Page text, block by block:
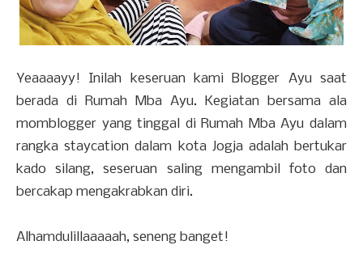
Yeaaaayy! Inilah keseruan kami Blogger Ayu saat
berada di Rumah Mba Ayu. Kegiatan bersama ala
momblogger yang tinggal di Rumah Mba Ayu dalam
rangka staycation dalam kota Jogja adalah bertukar
kado silang, seseruan saling mengambil foto dan
bercakap mengakrabkan diri.
Alhamdulillaaaaah, seneng banget!